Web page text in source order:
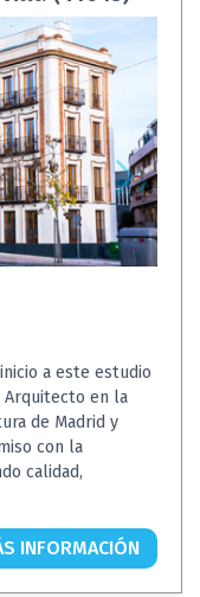
a este estudio
en la
de Madrid y
con la
calidad,
INFORMACIÓN